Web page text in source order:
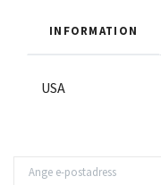
INFORMATION
USA